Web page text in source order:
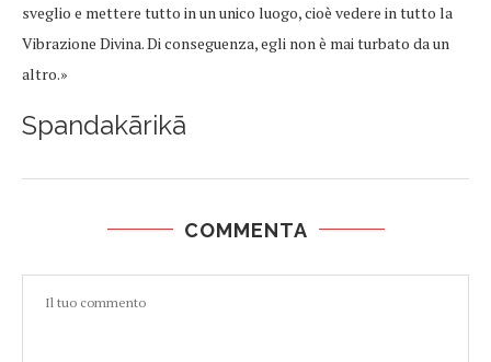
sveglio e mettere tutto in un unico luogo, cioè vedere in tutto la
Vibrazione Divina. Di conseguenza, egli non è mai turbato da un
altro.»
Spandakārikā
COMMENTA